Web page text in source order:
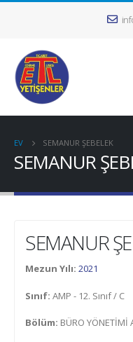
EV SEMANUR ŞEBELEK
SEMANUR
SEMANUR
Mezun Yılı: 2021
Sınıf: AMP - 12. Sınıf / C
Bölüm: BÜRO YÖNETİMİ